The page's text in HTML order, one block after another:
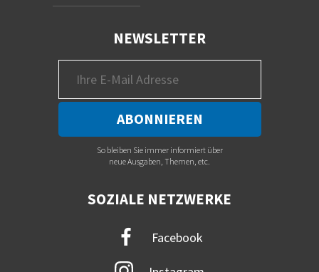
NEWSLETTER
So bleiben Sie immer informiert über
neue Ausgaben, Themen, etc.
SOZIALE NETZWERKE
Facebook